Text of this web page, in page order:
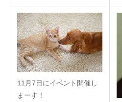
11月7日にイベント開催し
まーす！